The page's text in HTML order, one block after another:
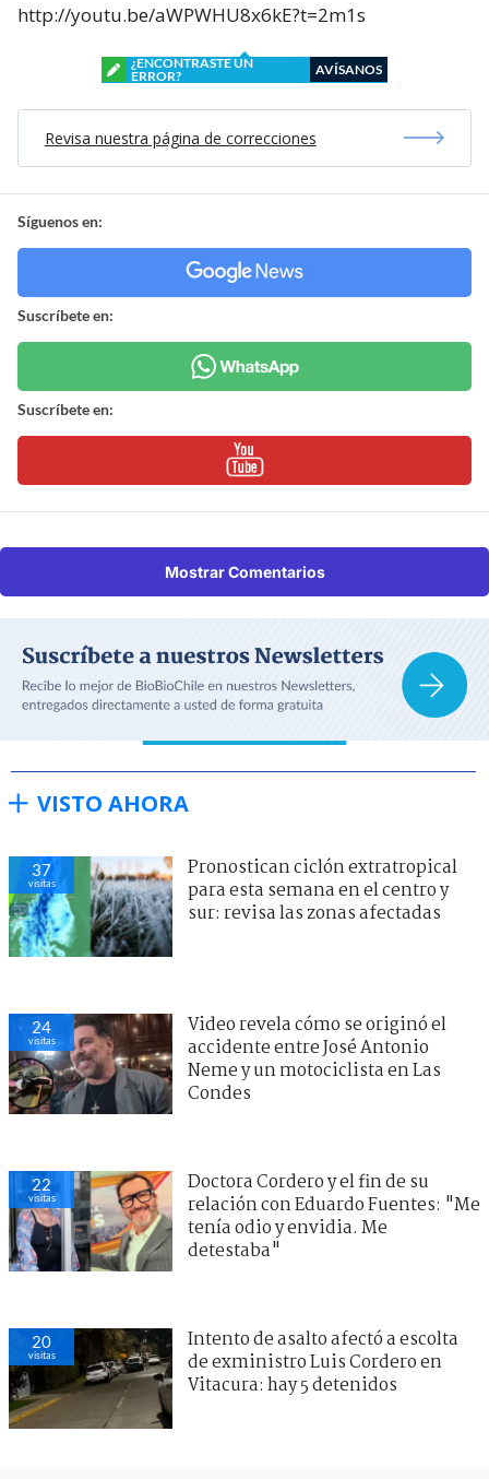
http://youtu.be/aWPWHU8x6kE?t=2m1s
¿ENCONTRASTE UN
ERROR?
AVÍSANOS
Revisa nuestra página de correcciones
Síguenos en:
Suscríbete en:
Suscríbete en:
Mostrar Comentarios
VISTO AHORA
37
visitas
Pronostican ciclón extratropical
para esta semana en el centro y
sur: revisa las zonas afectadas
24
visitas
Video revela cómo se originó el
accidente entre José Antonio
Neme y un motociclista en Las
Condes
22
visitas
Doctora Cordero y el fin de su
relación con Eduardo Fuentes: "Me
tenía odio y envidia. Me
detestaba"
20
visitas
Intento de asalto afectó a escolta
de exministro Luis Cordero en
Vitacura: hay 5 detenidos